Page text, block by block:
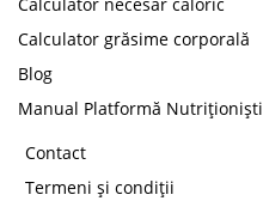
Calculator grăsime corporală
Blog
Manual Platformă Nutriționiști
Contact
Termeni și condiții